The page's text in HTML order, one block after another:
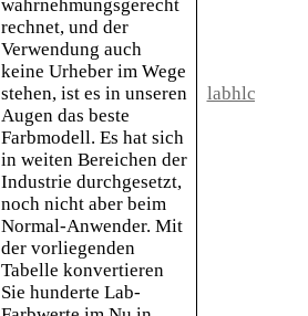
wahrnehmungsgerecht
rechnet, und der
Verwendung auch
keine Urheber im Wege
stehen, ist es in unseren
Augen das beste
Farbmodell. Es hat sich
in weiten Bereichen der
Industrie durchgesetzt,
noch nicht aber beim
Normal-Anwender. Mit
der vorliegenden
Tabelle konvertieren
Sie hunderte Lab-
labhlc.xls